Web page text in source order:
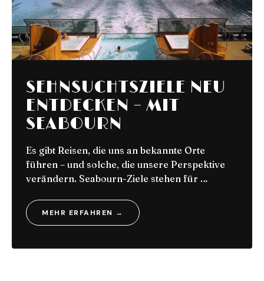
TIROL ERLEBEN:
URLAUB ZWISCHEN
GIPFELGLÜCK UND
GAUMENFREUDEN
Erlebe die perfekte Verbindung aus alpiner
Natur und exklusiver Sterneküche. Von
nachhaltigen …